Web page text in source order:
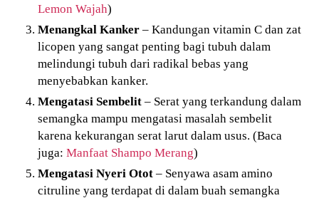
Lemon Wajah)
Menangkal Kanker – Kandungan vitamin C dan zat
licopen yang sangat penting bagi tubuh dalam
melindungi tubuh dari radikal bebas yang
menyebabkan kanker.
Mengatasi Sembelit – Serat yang terkandung dalam
semangka mampu mengatasi masalah sembelit
karena kekurangan serat larut dalam usus. (Baca
juga:Manfaat Shampo Merang)
Mengatasi Nyeri Otot – Senyawa asam amino
citruline yang terdapat di dalam buah semangka